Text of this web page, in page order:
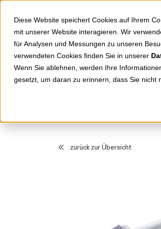
Diese Website speichert Cookies auf Ihrem
mit unserer Website interagieren. Wir
für Analysen und Messungen zu unseren
verwendeten Cookies finden Sie in unserer
Wenn Sie ablehnen, werden Ihre
gesetzt, um daran zu erinnern, dass Sie nicht
Springe zu Hauptinhalt
zurück zur Übersicht